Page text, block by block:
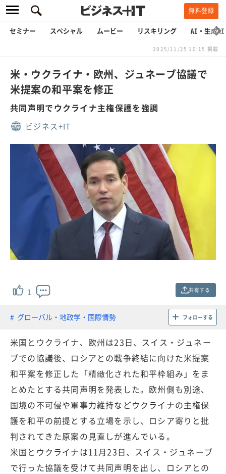
無料登録
セミナー スペシャル ムービー リスキリング AI・生成AI
2025/11/25 10:15 掲載
米・ウクライナ・欧州、ジュネーブ協議で
米提案の和平案を修正
共同声明でウクライナ主権保護を強調
ビジネス+IT
1 共有する
グローバル・地政学・国際情勢 フォローする
米国とウクライナ、欧州は23日、スイス・ジュネー
ブでの協議後、ロシアとの戦争終結に向けた米提案
和平案を修正した「精緻化された和平枠組み」をま
とめたとする共同声明を発表した。欧州側も別途、
国境の不可侵や軍事力維持などウクライナの主権保
護を和平の前提とする立場を示し、ロシア寄りと批
判されてきた原案の見直しが進んでいる。
米国とウクライナは11月23日、スイス・ジュネーブ
で行った協議を受けて共同声明を出し、ロシアとの